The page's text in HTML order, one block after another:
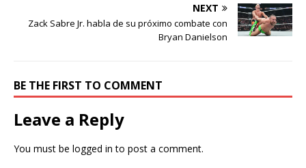
NEXT
Zack Sabre Jr. habla de su próximo combate con
Bryan Danielson
BE THE FIRST TO COMMENT
Leave a Reply
You must be logged in to post a comment.